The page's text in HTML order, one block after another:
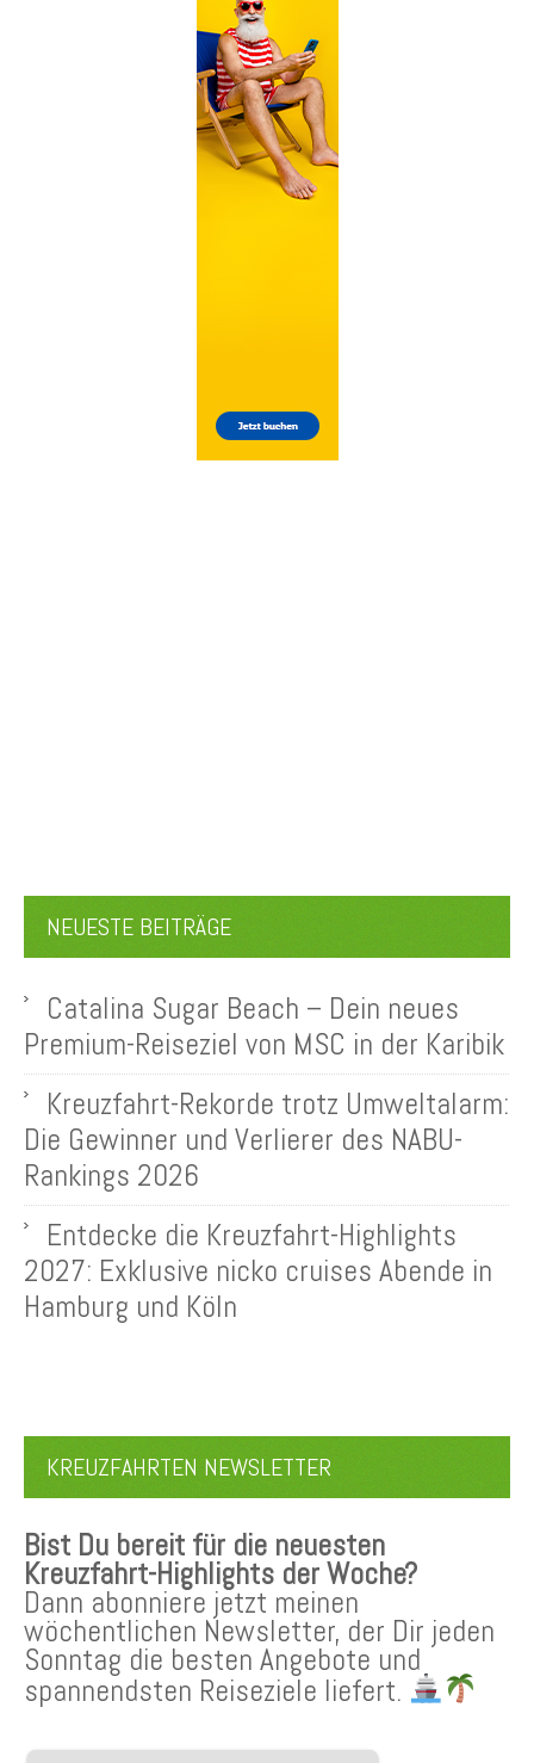
NEUESTE BEITRÄGE
Catalina Sugar Beach – Dein neues
Premium-Reiseziel von MSC in der Karibik
Kreuzfahrt-Rekorde trotz Umweltalarm:
Die Gewinner und Verlierer des NABU-
Rankings 2026
Entdecke die Kreuzfahrt-Highlights
2027: Exklusive nicko cruises Abende in
Hamburg und Köln
KREUZFAHRTEN NEWSLETTER
Bist Du bereit für die neuesten
Kreuzfahrt-Highlights der Woche?
Dann abonniere jetzt meinen
wöchentlichen Newsletter, der Dir jeden
Sonntag die besten Angebote und
spannendsten Reiseziele liefert.